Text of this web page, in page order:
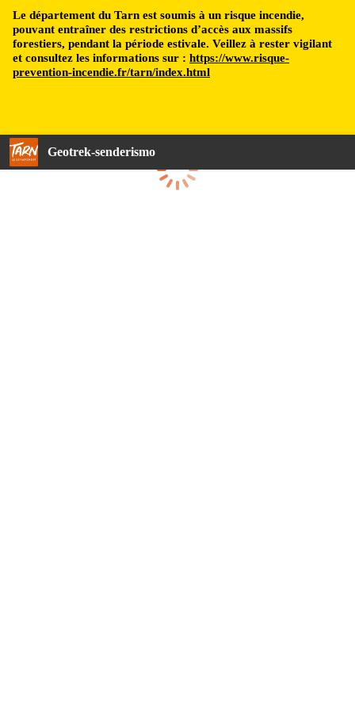
Le département du Tarn est soumis à un risque incendie,
pouvant entraîner des restrictions d’accès aux massifs
forestiers, pendant la période estivale. Veillez à rester vigilant
et consultez les informations sur : https://www.risque-
prevention-incendie.fr/tarn/index.html
Geotrek-senderismo
Cargando